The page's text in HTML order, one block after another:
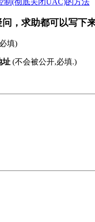
，求助都可以写下
填)
址 (不会被公开,必填.)